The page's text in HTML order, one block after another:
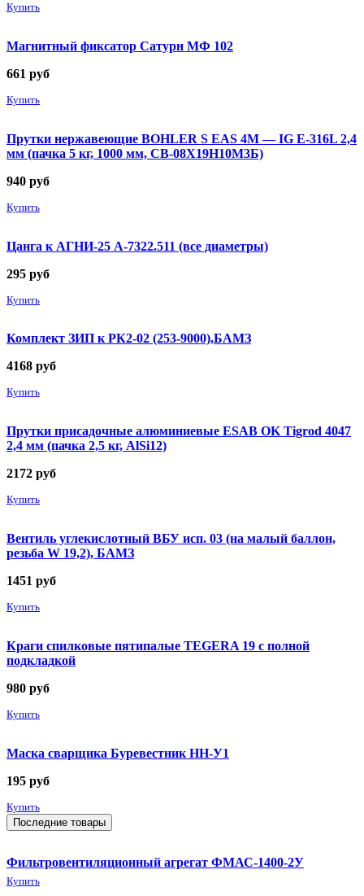
Купить
Магнитный фиксатор Сатурн МФ 102
661 руб
Купить
Прутки нержавеющие BOHLER S EAS 4M — IG E-316L 2,4
мм (пачка 5 кг, 1000 мм, СВ-08Х19Н10М3Б)
940 руб
Купить
Цанга к АГНИ-25 А-7322.511 (все диаметры)
295 руб
Купить
Комплект ЗИП к РК2-02 (253-9000),БАМЗ
4168 руб
Купить
Прутки присадочные алюминиевые ESAB OK Tigrod 4047
2,4 мм (пачка 2,5 кг, AlSi12)
2172 руб
Купить
Вентиль углекислотный ВБУ исп. 03 (на малый баллон,
резьба W 19,2), БАМЗ
1451 руб
Купить
Краги спилковые пятипалые TEGERA 19 с полной
подкладкой
980 руб
Купить
Маска сварщика Буревестник НН-У1
195 руб
Купить
Последние товары
Фильтровентиляционный агрегат ФМАС-1400-2У
Купить